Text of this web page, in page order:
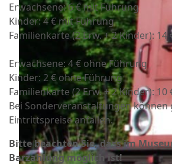
Erwachsene: 6 € mit Führung
Kinder: 4 € mit Führung
Familienkarte (2 Erw. + 2 Kinder): 14
Erwachsene: 4 € ohne Führung
Kinder: 2 € ohne Führung
Familienkarte (2 Erw. + 2 Kinder): 10
Bei Sonderveranstaltungen können
Eintrittspreise anfallen.
Bitte beachten Sie, dass im
Barzahlung möglich ist!